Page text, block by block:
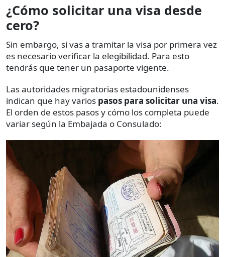
¿Cómo solicitar una visa desde
cero?
Sin embargo, si vas a tramitar la visa por primera vez
es necesario verificar la elegibilidad. Para esto
tendrás que tener un pasaporte vigente.
Las autoridades migratorias estadounidenses
indican que hay varios pasos para solicitar una visa.
El orden de estos pasos y cómo los completa puede
variar según la Embajada o Consulado: